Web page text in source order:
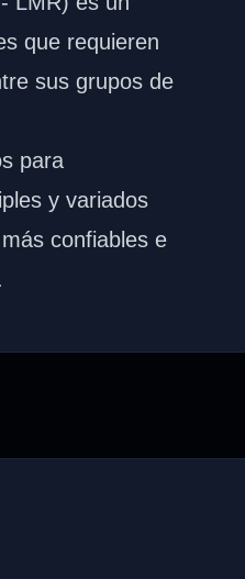
que requieren
sus grupos de
para
y variados
confiables e